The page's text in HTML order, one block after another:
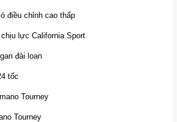
điều chỉnh cao thấp
lực California Sport
đài loan
tốc
Tourney
Tourney